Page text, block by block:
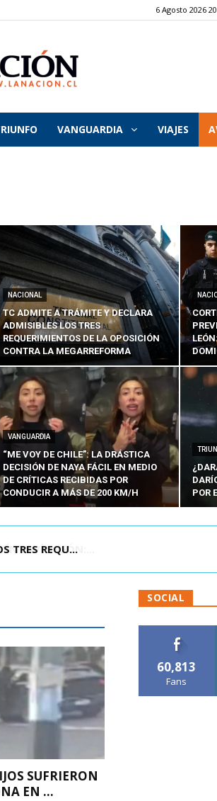
6 Agosto 2026
VANGUARDIA VIAJES
NACIONAL
TC ADMITE A TRÁMITE Y DECLARA
ADMISIBLES LOS TRES
REQUERIMIENTOS DE LA OPOSICIÓN
CONTRA LA MEGARREFORMA
VANGUARDIA
“ME VOY DE CHILE”: LA DRÁSTICA
DECISIÓN DE NAYA FÁCIL EN MEDIO
DE CRÍTICAS RECIBIDAS POR
CONDUCIR A MÁS DE 200 KM/H
POR
LAVÍN LEÓN:...
SUFRIERON
EN ...
SOCIAL
60,813
Fans